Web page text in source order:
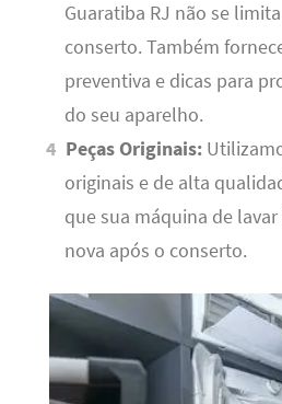
Guaratiba RJ não se
conserto. Também
preventiva e dicas para
do seu aparelho.
Peças Originais:
originais e de alta
que sua máquina de
nova após o conserto.